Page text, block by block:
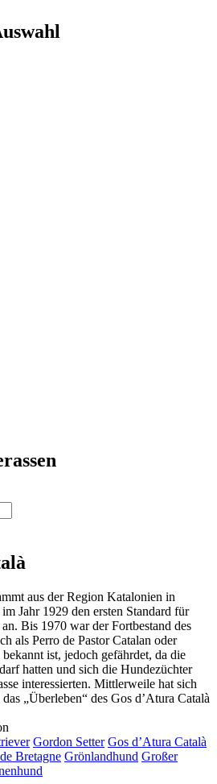
aus der Region Katalonien in
Jahr 1929 den ersten Standard für
Bis 1970 war der Fortbestand des
als Perro de Pastor Catalan oder
ist, jedoch gefährdet, da die
hatten und sich die Hundezüchter
interessierten. Mittlerweile hat sich
„Überleben“ des Gos d’Atura Català
Gordon Setter Gos d’Atura Català
Bretagne Grönlandhund Großer